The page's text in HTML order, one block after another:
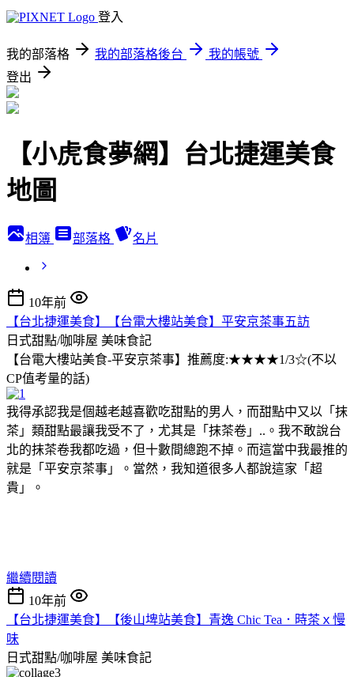
登入
我的部落格 我的部落格後台
我的帳號
登出
【小虎食夢網】台北捷運美食
地圖
相簿 部落格 名片
10年前
【台北捷運美食】【台電大樓站美食】平安京茶事五訪
日式甜點/咖啡屋 美味食記
【台電大樓站美食-平安京茶事】推薦度:★★★★1/3☆(不以
CP值考量的話)
我得承認我是個越老越喜歡吃甜點的男人，而甜點中又以「抹
茶」類甜點最讓我受不了，尤其是「抹茶卷」..。我不敢說台
北的抹茶卷我都吃過，但十數間總跑不掉。而這當中我最推的
就是「平安京茶事」。當然，我知道很多人都說這家「超
貴」。
繼續閱讀
10年前
【台北捷運美食】【後山埤站美食】青逸 Chic Tea．時茶ｘ慢
味
日式甜點/咖啡屋 美味食記